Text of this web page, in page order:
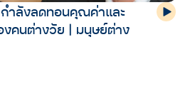
ำลังลดทอนคุณค่าและ
คนต่างวัย | มนุษย์ต่าง